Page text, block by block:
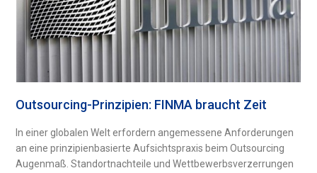
Outsourcing-Prinzipien: FINMA braucht Zeit
In einer globalen Welt erfordern angemessene Anforderungen
an eine prinzipienbasierte Aufsichtspraxis beim Outsourcing
Augenmaß. Standortnachteile und Wettbewerbsverzerrungen